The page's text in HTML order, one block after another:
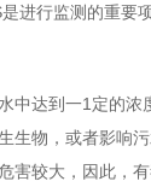
进行监测的重要
中达到一1定的浓
生物，或者影响
害较大，因此，